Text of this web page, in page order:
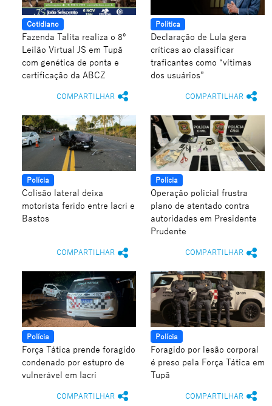
Cotidiano
Fazenda Talita realiza o 8º
Leilão Virtual JS em Tupã
com genética de ponta e
certificação da ABCZ
COMPARTILHAR
Política
Declaração de Lula gera
críticas ao classificar
traficantes como “vítimas
dos usuários”
COMPARTILHAR
Polícia
Colisão lateral deixa
motorista ferido entre Iacri e
Bastos
COMPARTILHAR
Polícia
Operação policial frustra
plano de atentado contra
autoridades em Presidente
Prudente
COMPARTILHAR
Polícia
Força Tática prende foragido
condenado por estupro de
vulnerável em Iacri
COMPARTILHAR
Polícia
Foragido por lesão corporal
é preso pela Força Tática em
Tupã
COMPARTILHAR